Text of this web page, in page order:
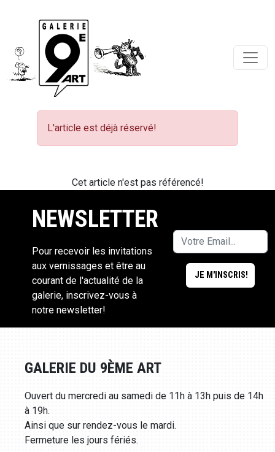
L'article est déjà réservé!
Cet article n'est pas référencé!
NEWSLETTER
Pour recevoir les invitations
aux vernissages et être au
courant de l'actualité de la
galerie, inscrivez-vous à
notre newsletter!
GALERIE DU 9ÈME ART
Ouvert du mercredi au samedi de 11h à 13h puis de 14h
à 19h.
Ainsi que sur rendez-vous le mardi.
Fermeture les jours fériés.